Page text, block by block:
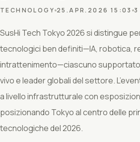
TECHNOLOGY 25.APR.2026 15:03 3
SusHi Tech Tokyo 2026 si distingue
tecnologici ben definiti—IA, robotica,
intrattenimento—ciascuno supportato
vivo e leader globali del settore.
a livello infrastrutturale con
posizionando Tokyo al centro delle
tecnologiche del 2026.